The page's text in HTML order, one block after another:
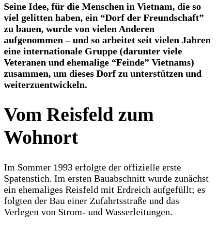
Seine Idee, für die Menschen in Vietnam, die so
viel gelitten haben, ein “Dorf der Freundschaft”
zu bauen, wurde von vielen Anderen
aufgenommen – und so arbeitet seit vielen Jahren
eine internationale Gruppe (darunter viele
Veteranen und ehemalige “Feinde” Vietnams)
zusammen, um dieses Dorf zu unterstützen und
weiterzuentwickeln.
Vom Reisfeld zum
Wohnort
Im Sommer 1993 erfolgte der offizielle erste
Spatenstich. Im ersten Bauabschnitt wurde zunächst
ein ehemaliges Reisfeld mit Erdreich aufgefüllt; es
folgten der Bau einer Zufahrtsstraße und das
Verlegen von Strom- und Wasserleitungen.